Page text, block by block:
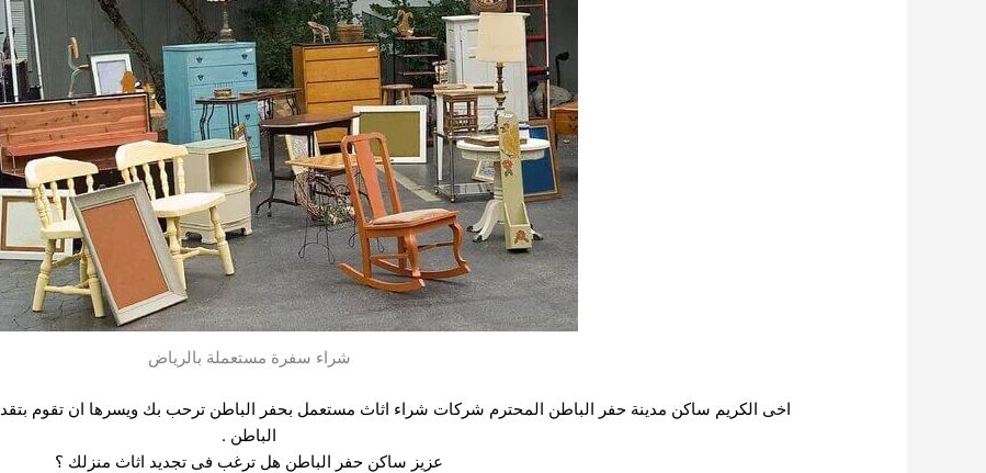
شراء سفرة مستعملة بالرياض
اخى الكريم ساكن مدينة حفر الباطن المحترم شركات شراء اثاث مستعمل بحفر الباطن ترحب بك ويسرها ان تقوم
الباطن .
عزيز ساكن حفر الباطن هل ترغب فى تجديد اثاث منزلك ؟